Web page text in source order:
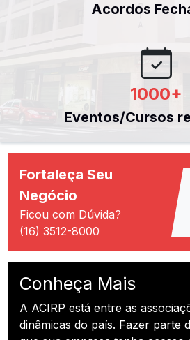
Acordos
1000+
Eventos/Cursos
Fortaleça Seu
Negócio
Ficou com Dúvida?
(16) 3512-8000
Conheça Mais
A ACIRP está entre as
dinâmicas do país. Fazer parte